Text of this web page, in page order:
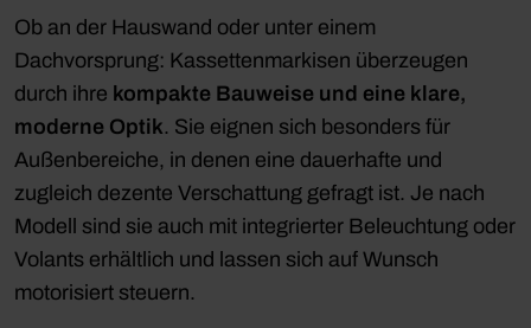
Ob an der Hauswand oder unter einem
Dachvorsprung: Kassettenmarkisen überzeugen
durch ihre kompakte Bauweise und eine klare,
moderne Optik. Sie eignen sich besonders für
Außenbereiche, in denen eine dauerhafte und
zugleich dezente Verschattung gefragt ist. Je nach
Modell sind sie auch mit integrierter Beleuchtung oder
Volants erhältlich und lassen sich auf Wunsch
motorisiert steuern.